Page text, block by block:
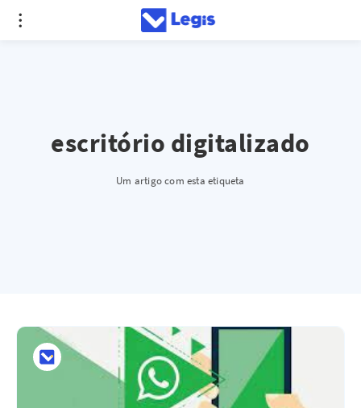
escritório digitalizado
Um artigo com esta etiqueta